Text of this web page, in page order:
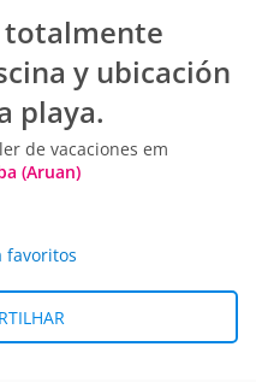
y ubicación
playa.
de vacaciones em
(Aruan)
favoritos